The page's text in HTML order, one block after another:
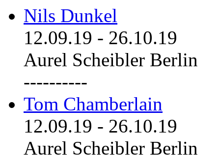
Nils Dunkel
12.09.19 - 26.10.19
Aurel Scheibler Berlin
----------
Tom Chamberlain
12.09.19 - 26.10.19
Aurel Scheibler Berlin